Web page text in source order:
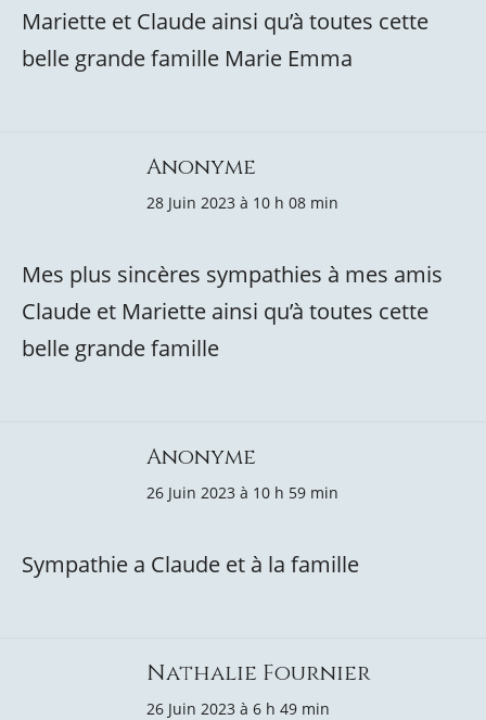
Mariette et Claude ainsi qu’à toutes cette
belle grande famille Marie Emma
Anonyme
28 Juin 2023 à 10 h 08 min
Mes plus sincères sympathies à mes amis
Claude et Mariette ainsi qu’à toutes cette
belle grande famille
Anonyme
26 Juin 2023 à 10 h 59 min
Sympathie a Claude et à la famille
Nathalie Fournier
26 Juin 2023 à 6 h 49 min